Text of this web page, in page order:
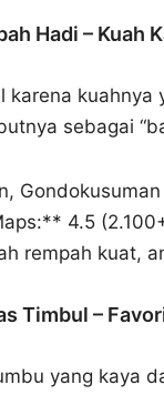
Hadi – Kuah
karena kuahnya
sebagai
Gondokusuman
4.5
rempah kuat,
Timbul –
yang kaya